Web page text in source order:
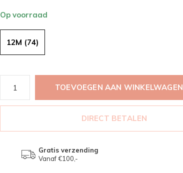
Op voorraad
12M (74)
TOEVOEGEN AAN WINKELWAGEN
DIRECT BETALEN
Gratis verzending
Vanaf €100,-